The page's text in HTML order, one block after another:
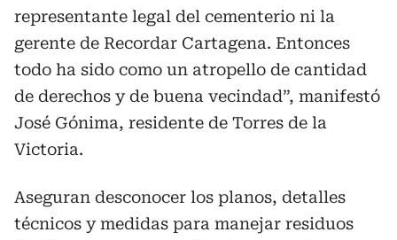
representante legal del cementerio ni la
gerente de Recordar Cartagena. Entonces
todo ha sido como un atropello de cantidad
de derechos y de buena vecindad”, manifestó
José Gónima, residente de Torres de la
Victoria.
Aseguran desconocer los planos, detalles
técnicos y medidas para manejar residuos